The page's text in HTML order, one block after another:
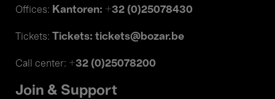
Offices: Kantoren: +32 (0)25078430
Tickets: Tickets: tickets@bozar.be
Call center: +32 (0)25078200
Join & Support